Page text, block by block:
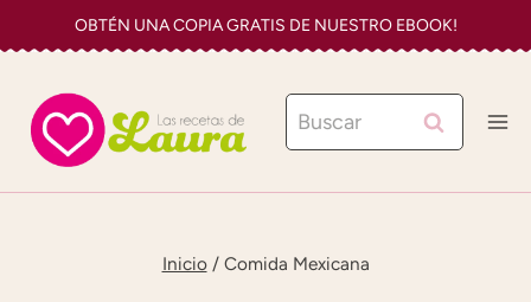
al
contenido
OBTÉN UNA COPIA GRATIS DE NUESTRO EBOOK!
Buscar:
Inicio / Comida Mexicana